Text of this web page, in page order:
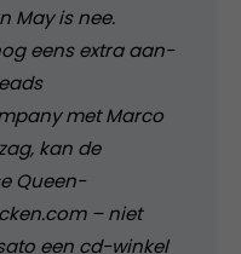
May is nee.
eens extra aan-
met Marco
kan de
Queen-
– niet
een cd-winkel